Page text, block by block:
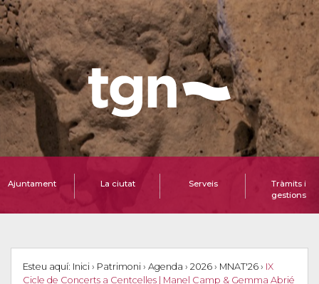
Ajuntament La ciutat Serveis
Tràmits i
gestions
Esteu aquí: Inici › Patrimoni › Agenda › 2026 › MNAT'26 › IX
Cicle de Concerts a Centcelles | Manel Camp & Gemma Abrié